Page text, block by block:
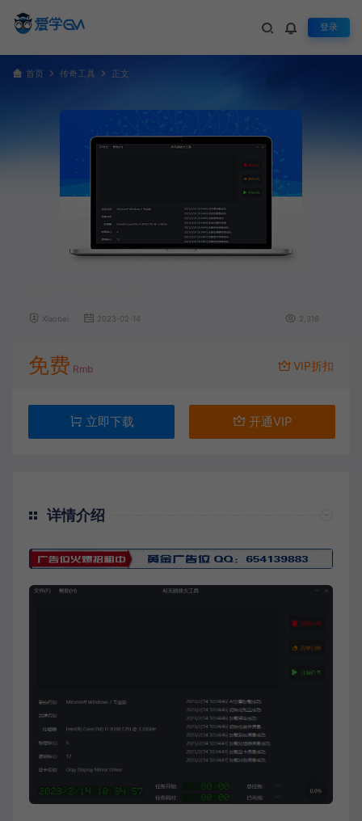
登录
首页 传奇工具 正文
Xiaobei 2023-02-14 2,316
免费 Rmb VIP折扣
立即下载 开通VIP
详情介绍